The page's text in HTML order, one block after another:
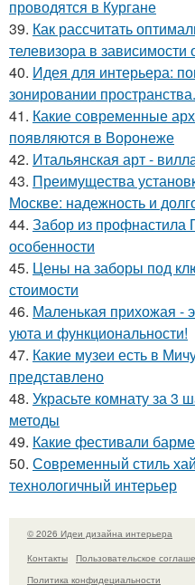
проводятся в Кургане
39. Как рассчитать
телевизора в зависимости
40. Идея для интерьера:
зонировании пространства.
41. Какие современные
появляются в Воронеже
42. Итальянская арт -
43. Преимущества
Москве: надежность и
44. Забор из
особенности
45. Цены на заборы под
стоимости
46. Маленькая прихожая -
уюта и функциональности!
47. Какие музеи есть в
представлено
48. Украсьте комнату за 3
методы
49. Какие фестивали
50. Современный стиль хай
технологичный интерьер
© 2026 Идеи дизайна интерьера
Контакты
Пользовательское
Политика конфидециальности